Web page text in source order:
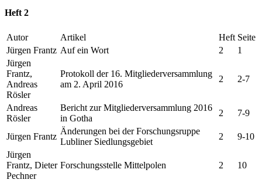
Heft 2
Autor Artikel Heft Seite
Jürgen Frantz Auf ein Wort 2
1
Jürgen
Frantz,
Andreas
Rösler
Protokoll der 16. Mitgliederversammlung
am 2. April 2016
2 2-7
Andreas
Rösler
Bericht zur Mitgliederversammlung 2016
in Gotha
2 7-9
Jürgen Frantz
Änderungen bei der Forschungsruppe
Lubliner Siedlungsgebiet
2
9-10
Jürgen
Frantz, Dieter
Pechner
Forschungsstelle Mittelpolen 2 10